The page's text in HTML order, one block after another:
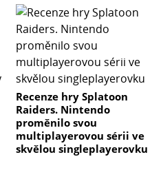
Recenze hry Splatoon
Raiders. Nintendo
proměnilo svou
multiplayerovou sérii ve
skvělou singleplayerovku